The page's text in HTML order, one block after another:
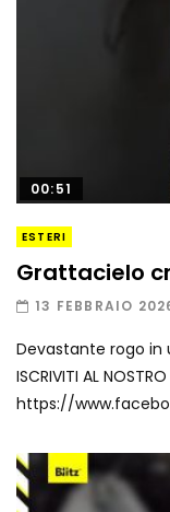
00:51
ESTERI
Grattacielo
13 FEBBRAIO
Devastante rogo in
ISCRIVITI AL
https://